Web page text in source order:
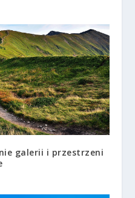
galerii i przestrzeni